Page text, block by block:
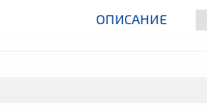
ОПИСАНИЕ